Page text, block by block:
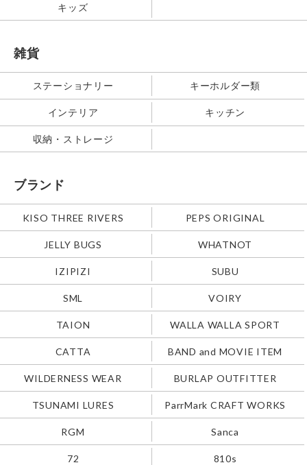
キッズ
雑貨
ステーショナリー キーホルダー類
インテリア キッチン
収納・ストレージ
ブランド
KISO THREE RIVERS PEPS ORIGINAL
JELLY BUGS WHATNOT
IZIPIZI SUBU
SML VOIRY
TAION WALLA WALLA SPORT
CATTA BAND and MOVIE ITEM
WILDERNESS WEAR BURLAP OUTFITTER
TSUNAMI LURES ParrMark CRAFT WORKS
RGM Sanca
72 810s